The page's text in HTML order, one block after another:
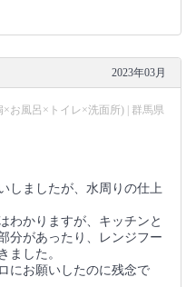
2023年03月
お風呂×トイレ×洗面所) | 群馬県
しましたが、水周りの仕上
わかりますが、キッチンと
分があったり、レンジフー
ました。
にお願いしたのに残念で